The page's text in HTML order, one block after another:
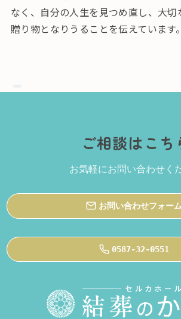
なく、自分の人生を見つめ直し、大
贈り物となりうることを伝えています。
ご相談はこち
お気軽にお問い合わせく
お問い合わせフォーム
0587-32-0551